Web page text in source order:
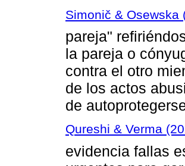
Simonič & Osewska
pareja"
la pareja o
contra el otro
de los actos
de
Qureshi & Verma
evidencia fallas